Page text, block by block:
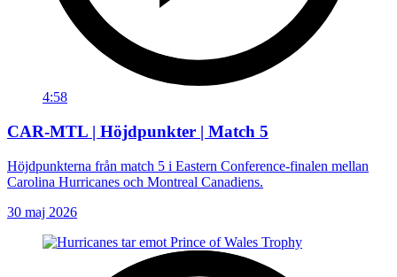
4:58
CAR-MTL | Höjdpunkter | Match 5
Höjdpunkterna från match 5 i Eastern Conference-finalen mellan
Carolina Hurricanes och Montreal Canadiens.
30 maj 2026